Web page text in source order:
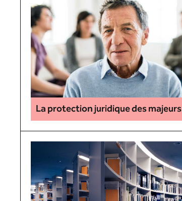
La protection juridique des majeurs